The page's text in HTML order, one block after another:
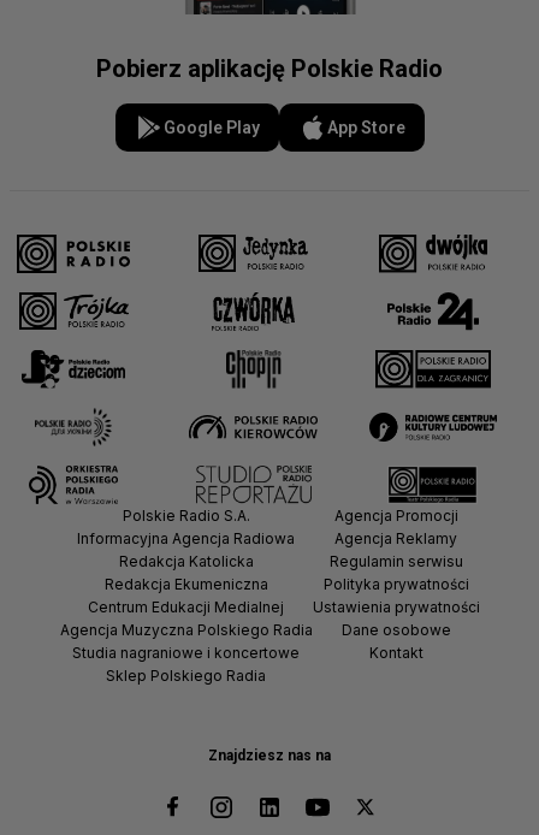
Pobierz aplikację Polskie Radio
Google Play App Store
Znajdziesz nas na
Polskie Radio S.A.
Informacyjna Agencja Radiowa
Redakcja Katolicka
Redakcja Ekumeniczna
Centrum Edukacji Medialnej
Agencja Muzyczna Polskiego Radia
Studia nagraniowe i koncertowe
Sklep Polskiego Radia
Agencja Promocji
Agencja Reklamy
Regulamin serwisu
Polityka prywatności
Ustawienia prywatności
Dane osobowe
Kontakt